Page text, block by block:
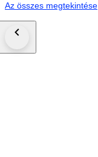
Az összes megtekintése